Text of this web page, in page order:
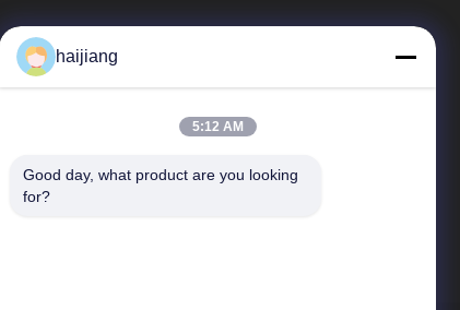
Snelle Links
haijiang
5:12 AM
Good day, what product are you looking
for?